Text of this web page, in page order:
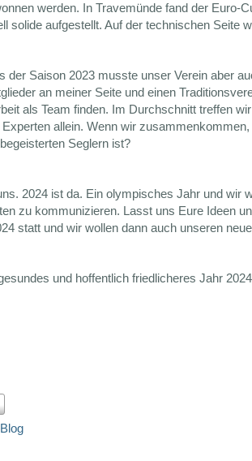
werden. In Travemünde fand der Euro-
solide aufgestellt. Auf der technischen
der Saison 2023 musste unser Verein aber
an meiner Seite und einen
als Team finden. Im Durchschnitt treffen
allein. Wenn wir
Seglern ist?
2024 ist da. Ein olympisches Jahr und wir
zu kommunizieren. Lasst uns Eure Ideen
statt und wir wollen dann auch unseren
und hoffentlich friedlicheres Jahr 2024